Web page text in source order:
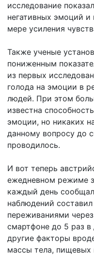
исследование
негативных эмоций и
мере усиления
Также ученые
пониженным
из первых
голода на эмоции в
людей. При этом
известна
эмоции, но никаких
данному вопросу до
проводилось.
И вот теперь
ежедневном режиме
каждый день
наблюдений
переживаниями
смартфоне до 5 раз в
другие факторы
массы тела, пищевых